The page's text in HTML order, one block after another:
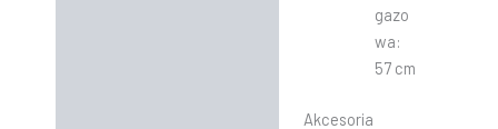
gazo
wa:
57 cm
Akcesoria